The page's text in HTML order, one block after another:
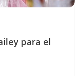
para el